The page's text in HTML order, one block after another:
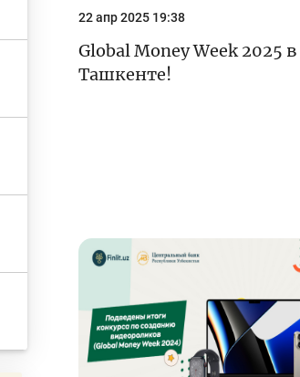
22 апр 2025 19:38
Global Money Week 2025 в
Ташкенте!